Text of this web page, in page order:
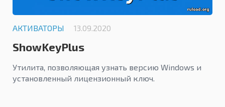
АКТИВАТОРЫ 13.09.2020
ShowKeyPlus
Утилита, позволяющая узнать версию Windows и
установленный лицензионный ключ.